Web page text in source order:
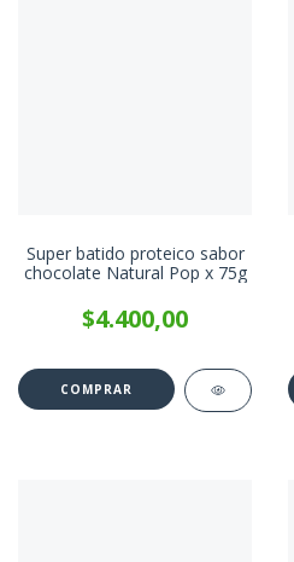
Super batido proteico sabor
chocolate Natural Pop x 75g
$4.400,00